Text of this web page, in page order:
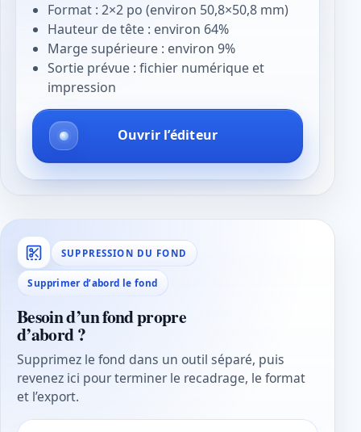
Format : 2×2 po (environ 50,8×50,8 mm)
Hauteur de tête : environ 64%
Marge supérieure : environ 9%
Sortie prévue : fichier numérique et
impression
Ouvrir l’éditeur
SUPPRESSION DU FOND
Supprimer d’abord le fond
Besoin d’un fond propre
d’abord ?
Supprimez le fond dans un outil séparé, puis
revenez ici pour terminer le recadrage, le format
et l’export.